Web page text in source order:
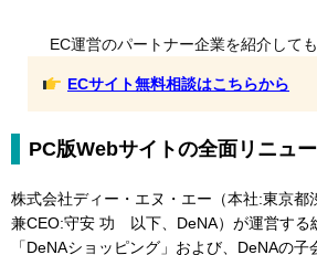
EC運営のパートナー企業を紹介して
ECサイト無料相談はこちらから
PC版Webサイトの全面リニュ
株式会社ディー・エヌ・エー（本社:東京
兼CEO:守安 功 以下、DeNA）が運営する
「DeNAショッピング」および、DeNAの